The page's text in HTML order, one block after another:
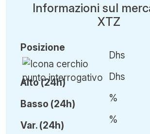
Informazioni sul
XTZ
Posizione
Alto (24h)
Basso (24h)
Var. (24h)
Dhs
Dhs
%
%